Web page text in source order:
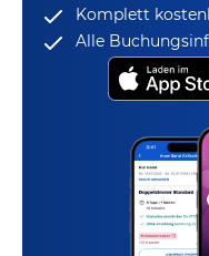
Komplett
Alle